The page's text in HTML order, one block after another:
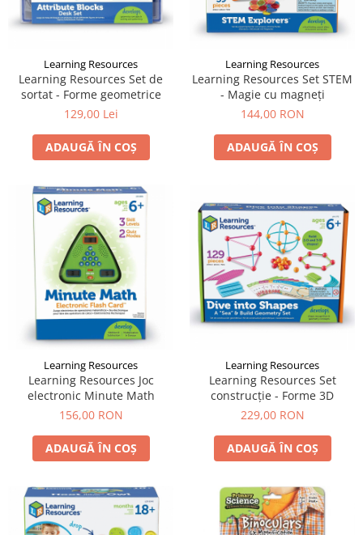
Learning Resources
Learning Resources Set de
sortat - Forme geometrice
129,00 Lei
ADAUGĂ ÎN COȘ
Learning Resources
Learning Resources Set STEM
- Magie cu magneți
144,00 RON
ADAUGĂ ÎN COȘ
Learning Resources
Learning Resources Joc
electronic Minute Math
156,00 RON
ADAUGĂ ÎN COȘ
Learning Resources
Learning Resources Set
construcție - Forme 3D
229,00 RON
ADAUGĂ ÎN COȘ